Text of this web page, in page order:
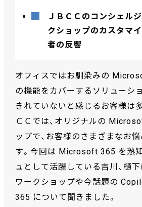
ＪＢＣＣのコンシェル
クショップのカスタマ
者の反響
オフィスではお馴染みの
の機能をカバーするソリューシ
きれていないと感じるお客様は
ＣＣでは、オリジナルの
ップで、お客様のさまざまなお
す。今回は Microsoft 365 を熟
ュとして活躍している吉川、樋
ワークショップや今話題の
365 について聞きました。